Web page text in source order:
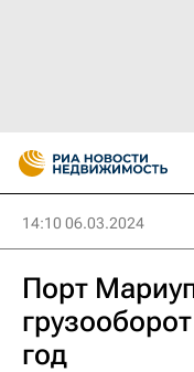
14:10 06.03.2024
Порт
год